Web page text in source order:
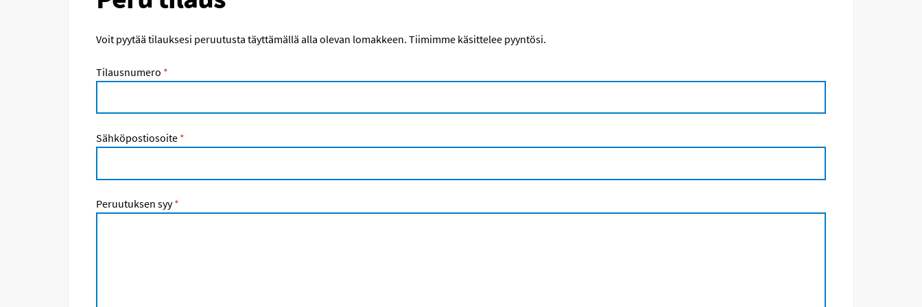
Voit pyytää tilauksesi peruutusta täyttämällä alla olevan lomakkeen. Tiimimme käsittelee pyyntösi.
Tilausnumero *
Sähköpostiosoite *
Peruutuksen syy*